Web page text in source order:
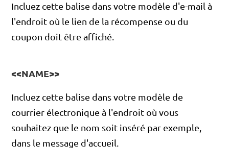
Incluez cette balise dans votre modèle d'e-mail à
l'endroit où le lien de la récompense ou du
coupon doit être affiché.
<<NAME>>
Incluez cette balise dans votre modèle de
courrier électronique à l'endroit où vous
souhaitez que le nom soit inséré par exemple,
dans le message d'accueil.